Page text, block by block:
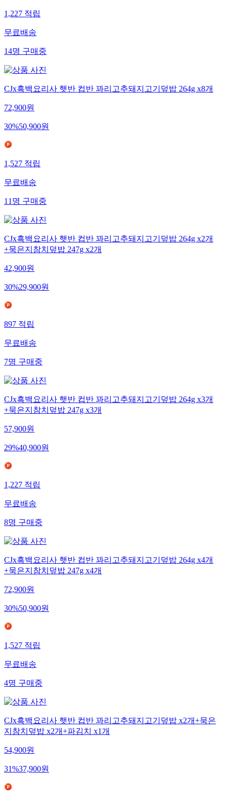
1,227 적립
무료배송
14명 구매중
CJx흑백요리사 햇반 컵반 꽈리고추돼지고기덮밥 264g x8개
72,900원
30%50,900원
1,527 적립
무료배송
11 명 구매중
CJx흑백요리사 햇반 컵반 꽈리고추돼지고기덮밥 264g x2개
+묵은지참치덮밥 247g x2개
42,900원
30%29,900원
897 적립
무료배송
7명 구매중
CJx흑백요리사 햇반 컵반 꽈리고추돼지고기덮밥 264g x3개
+묵은지참치덮밥 247g x3개
57,900원
29%40,900원
1,227 적립
무료배송
8명 구매중
CJx흑백요리사 햇반 컵반 꽈리고추돼지고기덮밥 264g x4개
+묵은지참치덮밥 247g x4개
72,900원
30%50,900원
1,527 적립
무료배송
4명 구매중
CJx흑백요리사 햇반 컵반 꽈리고추돼지고기덮밥 x2개+묵은
지참치덮밥 x2개+파김치 x1개
54,900원
31%37,900원